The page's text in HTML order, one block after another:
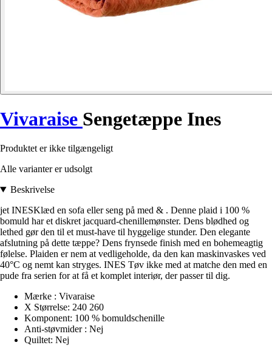
Vivaraise Sengetæppe Ines
Produktet er ikke tilgængeligt
Alle varianter er udsolgt
Beskrivelse
jet INESKlæd en sofa eller seng på med & . Denne plaid i 100 %
bomuld har et diskret jacquard-chenillemønster. Dens blødhed og
lethed gør den til et must-have til hyggelige stunder. Den elegante
afslutning på dette tæppe? Dens frynsede finish med en bohemeagtig
følelse. Plaiden er nem at vedligeholde, da den kan maskinvaskes ved
40°C og nemt kan stryges. INES Tøv ikke med at matche den med en
pude fra serien for at få et komplet interiør, der passer til dig.
Mærke : Vivaraise
X Størrelse: 240 260
Komponent: 100 % bomuldschenille
Anti-støvmider : Nej
Quiltet: Nej